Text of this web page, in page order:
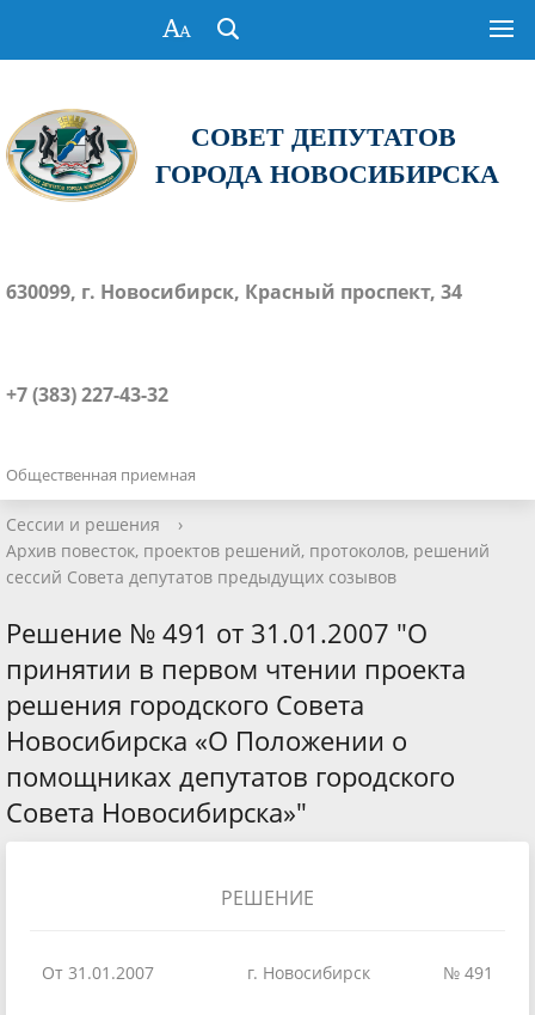
СОВЕТ ДЕПУТАТОВ
ГОРОДА НОВОСИБИРСКА
630099, г. Новосибирск, Красный проспект, 34
+7 (383) 227-43-32
Общественная приемная
Сессии и решения
›
Архив повесток, проектов решений, протоколов, решений
сессий Совета депутатов предыдущих созывов
Решение № 491 от 31.01.2007 "О
принятии в первом чтении проекта
решения городского Совета
Новосибирска «О Положении о
помощниках депутатов городского
Совета Новосибирска»"
РЕШЕНИЕ
От 31.01.2007 г. Новосибирск № 491